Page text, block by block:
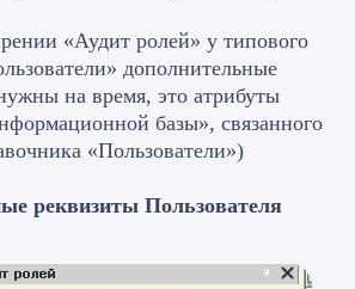
«Аудит ролей» у типового
дополнительные
на время, это атрибуты
базы», связанного
«Пользователи»)
реквизиты Пользователя